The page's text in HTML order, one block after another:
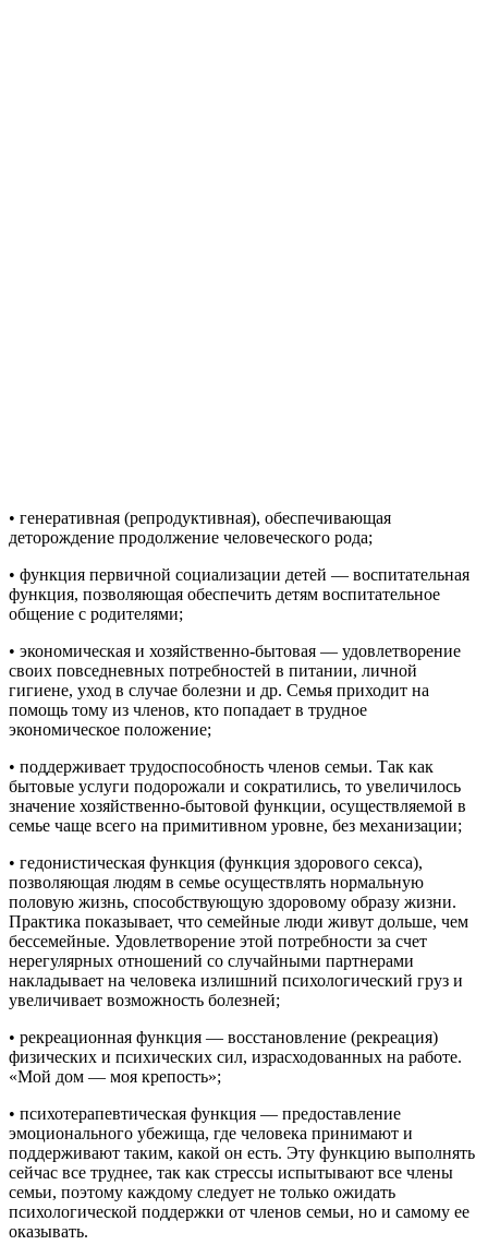
• генеративная (репродуктивная), обеспечивающая
деторождение продолжение человеческого рода;
• функция первичной социализации детей — воспитательная
функция, позволяющая обеспечить детям воспитательное
общение с родителями;
• экономическая и хозяйственно-бытовая — удовлетворение
своих повседневных потребностей в питании, личной
гигиене, уход в случае болезни и др. Семья приходит на
помощь тому из членов, кто попадает в трудное
экономическое положение;
• поддерживает трудоспособность членов семьи. Так как
бытовые услуги подорожали и сократились, то увеличилось
значение хозяйственно-бытовой функции, осуществляемой в
семье чаще всего на примитивном уровне, без механизации;
• гедонистическая функция (функция здорового секса),
позволяющая людям в семье осуществлять нормальную
половую жизнь, способствующую здоровому образу жизни.
Практика показывает, что семейные люди живут дольше, чем
бессемейные. Удовлетворение этой потребности за счет
нерегулярных отношений со случайными партнерами
накладывает на человека излишний психологический груз и
увеличивает возможность болезней;
• рекреационная функция — восстановление (рекреация)
физических и психических сил, израсходованных на работе.
«Мой дом — моя крепость»;
• психотерапевтическая функция — предоставление
эмоционального убежища, где человека принимают и
поддерживают таким, какой он есть. Эту функцию выполнять
сейчас все труднее, так как стрессы испытывают все члены
семьи, поэтому каждому следует не только ожидать
психологической поддержки от членов семьи, но и самому ее
оказывать.